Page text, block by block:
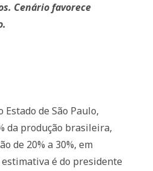
Cenário favorece
de São Paulo,
da produção brasileira,
de 20% a 30%, em
é do presidente